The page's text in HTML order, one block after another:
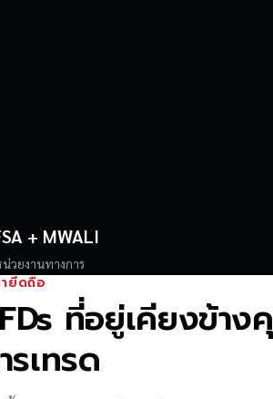
+ MWALI
วยงานทางการ
ยึดถือ
ที่อยู่เคียงข้า
รเทรด